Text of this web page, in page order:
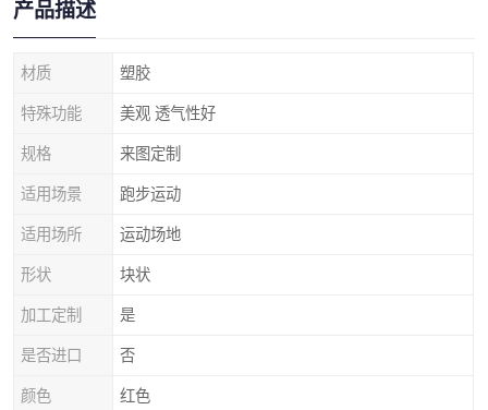
产品描述
材质 塑胶
特殊功能 美观 透气性好
规格 来图定制
适用场景 跑步运动
适用场所 运动场地
形状 块状
加工定制 是
是否进口 否
颜色 红色